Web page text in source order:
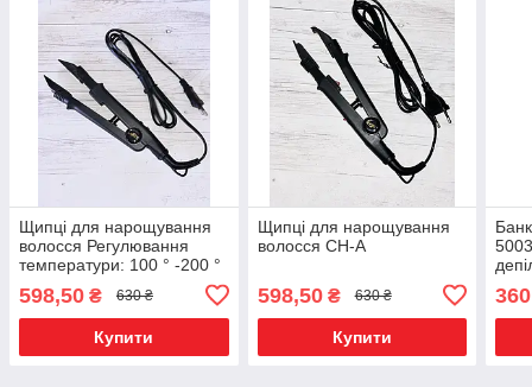
Щипці для нарощування
волосся Регулювання
температури: 100 ° -200 °
598,50 ₴ 630 ₴
Купити
Щипці для нарощування
волосся CH-A
598,50₴ 630 ₴
Купити
360